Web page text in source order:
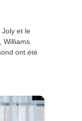
Joly et le
Williams
ont été